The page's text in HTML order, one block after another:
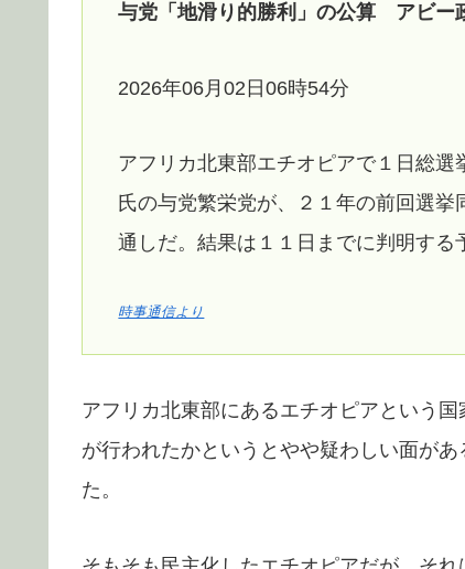
与党「地滑り的勝利」の公算 アビー
2026年06月02日06時54分
アフリカ北東部エチオピアで１日総
氏の与党繁栄党が、２１年の前回選
通しだ。結果は１１日までに判明する
時事通信より
アフリカ北東部にあるエチオピアという
が行われたかというとやや疑わしい面が
た。